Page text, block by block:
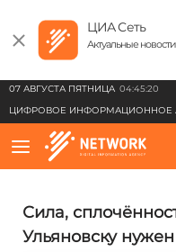
ЦИА Сеть
Актуальные
07 АВГУСТА ПЯТНИЦА 04:45:20
ЦИФРОВОЕ ИНФОРМАЦИОННОЕ
Сила,
Ульяновску